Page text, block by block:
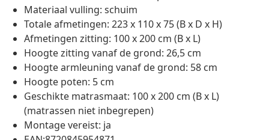
Materiaal vulling: schuim
Totale afmetingen: 223 x 110 x 75 (B x D x H)
Afmetingen zitting: 100 x 200 cm (B x L)
Hoogte zitting vanaf de grond: 26,5 cm
Hoogte armleuning vanaf de grond: 58 cm
Hoogte poten: 5 cm
Geschikte matrasmaat: 100 x 200 cm (B x L)
(matrassen niet inbegrepen)
Montage vereist: ja